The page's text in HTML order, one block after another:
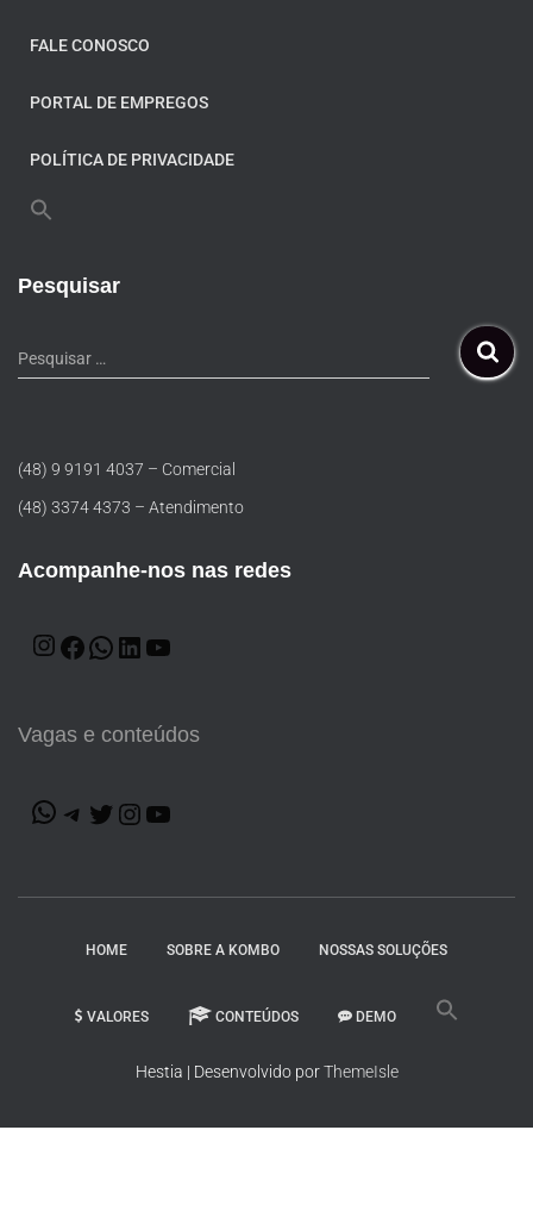
FALE CONOSCO
PORTAL DE EMPREGOS
POLÍTICA DE PRIVACIDADE
Pesquisar
Pesquisar …
(48) 9 9191 4037 – Comercial
(48) 3374 4373 – Atendimento
Acompanhe-nos nas redes
Vagas e conteúdos
HOME SOBRE A KOMBO NOSSAS SOLUÇÕES
VALORES CONTEÚDOS DEMO
Hestia | Desenvolvido porThemeIsle